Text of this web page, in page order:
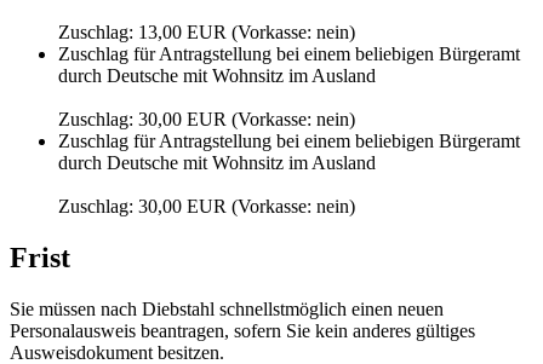
Zuschlag: 13,00 EUR (Vorkasse: nein)
Zuschlag für Antragstellung bei einem beliebigen Bürgeramt
durch Deutsche mit Wohnsitz im Ausland
Zuschlag: 30,00 EUR (Vorkasse: nein)
Zuschlag für Antragstellung bei einem beliebigen Bürgeramt
durch Deutsche mit Wohnsitz im Ausland
Zuschlag: 30,00 EUR (Vorkasse: nein)
Frist
Sie müssen nach Diebstahl schnellstmöglich einen neuen
Personalausweis beantragen, sofern Sie kein anderes gültiges
Ausweisdokument besitzen.